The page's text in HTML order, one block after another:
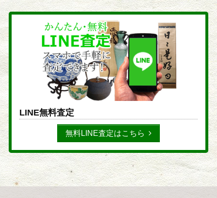
LINE無料査定
無料LINE査定はこちら